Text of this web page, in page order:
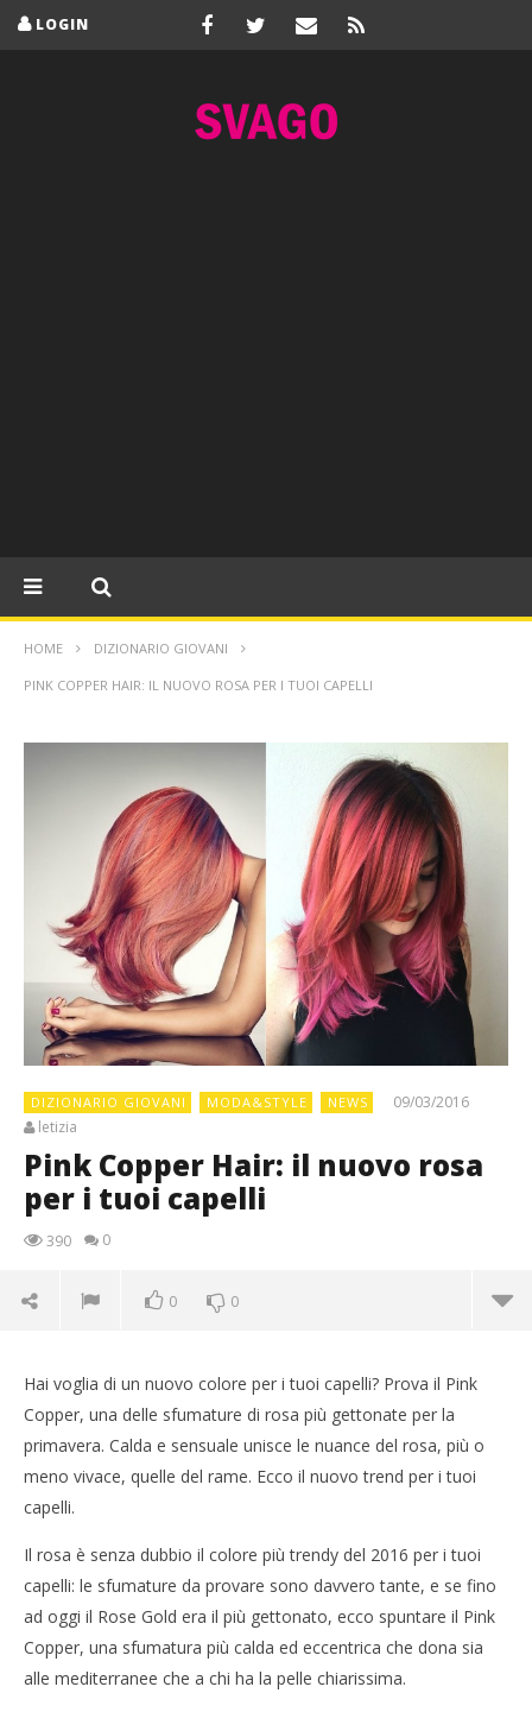
LOGIN
HOME DIZIONARIO GIOVANI
PINK COPPER HAIR: IL NUOVO ROSA PER I TUOI CAPELLI
DIZIONARIO GIOVANI MODA&STYLE NEWS
09/03/2016
letizia
Pink Copper Hair: il nuovo rosa
per i tuoi capelli
390 0
0 0
NOW VIEWING
Hai voglia di un nuovo colore per i tuoi capelli? Prova il Pink
Copper, una delle sfumature di rosa più gettonate per la
primavera. Calda e sensuale unisce le nuance del rosa, più o
meno vivace, quelle del rame. Ecco il nuovo trend per i tuoi
capelli.
Il rosa è senza dubbio il colore più trendy del 2016 per i tuoi
capelli: le sfumature da provare sono davvero tante, e se fino
ad oggi il Rose Gold era il più gettonato, ecco spuntare il Pink
Copper, una sfumatura più calda ed eccentrica che dona sia
alle mediterranee che a chi ha la pelle chiarissima.